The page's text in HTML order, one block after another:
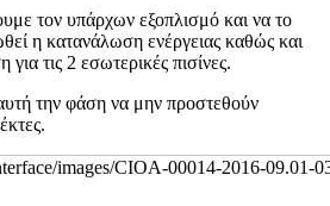
τον υπάρχων εξοπλισμό και να το
η κατανάλωση ενέργειας καθώς και
τις 2 εσωτερικές πισίνες.
την φάση να μην προστεθούν